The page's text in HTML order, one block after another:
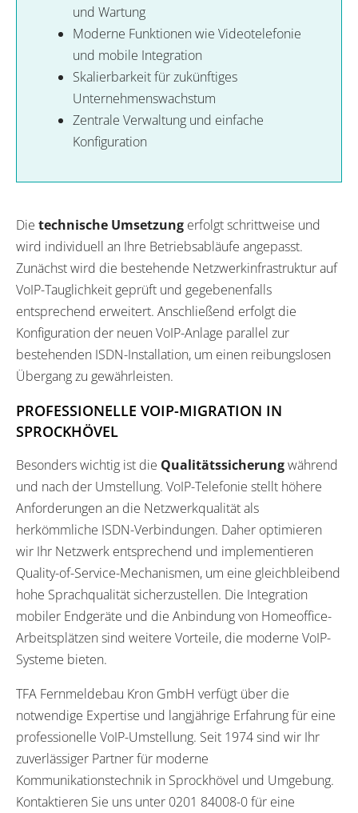
und Wartung
Moderne Funktionen wie Videotelefonie
und mobile Integration
Skalierbarkeit für zukünftiges
Unternehmenswachstum
Zentrale Verwaltung und einfache
Konfiguration
Die technische Umsetzung erfolgt schrittweise und
wird individuell an Ihre Betriebsabläufe angepasst.
Zunächst wird die bestehende Netzwerkinfrastruktur auf
VoIP-Tauglichkeit geprüft und gegebenenfalls
entsprechend erweitert. Anschließend erfolgt die
Konfiguration der neuen VoIP-Anlage parallel zur
bestehenden ISDN-Installation, um einen reibungslosen
Übergang zu gewährleisten.
PROFESSIONELLE VOIP-MIGRATION IN
SPROCKHÖVEL
Besonders wichtig ist die Qualitätssicherungwährend
und nach der Umstellung. VoIP-Telefonie stellt höhere
Anforderungen an die Netzwerkqualität als
herkömmliche ISDN-Verbindungen. Daher optimieren
wir Ihr Netzwerk entsprechend und implementieren
Quality-of-Service-Mechanismen, um eine gleichbleibend
hohe Sprachqualität sicherzustellen. Die Integration
mobiler Endgeräte und die Anbindung von Homeoffice-
Arbeitsplätzen sind weitere Vorteile, die moderne VoIP-
Systeme bieten.
TFA Fernmeldebau Kron GmbH verfügt über die
notwendige Expertise und langjährige Erfahrung für eine
professionelle VoIP-Umstellung. Seit 1974 sind wir Ihr
zuverlässiger Partner für moderne
Kommunikationstechnik in Sprockhövel und Umgebung.
Kontaktieren Sie uns unter 0201 84008-0 für eine